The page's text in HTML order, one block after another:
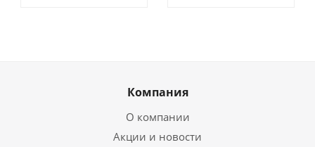
Компания
О компании
Акции и новости